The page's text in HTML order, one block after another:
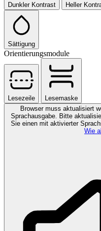
Dunkler Kontrast Heller
Sättigung
Orientierungsmodule
Lesezeile
Lesemaske
Browser muss aktualisiert
Sprachausgabe. Bitte
Sie einen mit aktivierter
Wie